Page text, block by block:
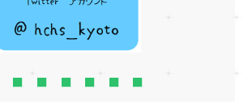
■ ■ ■ ■ ■ ■